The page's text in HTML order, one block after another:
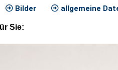
Bilder allgemeine
Sie: